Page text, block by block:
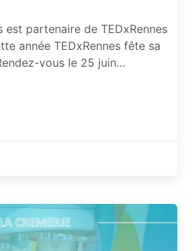
est partenaire de TEDxRennes
année TEDxRennes fête sa
vous le 25 juin…